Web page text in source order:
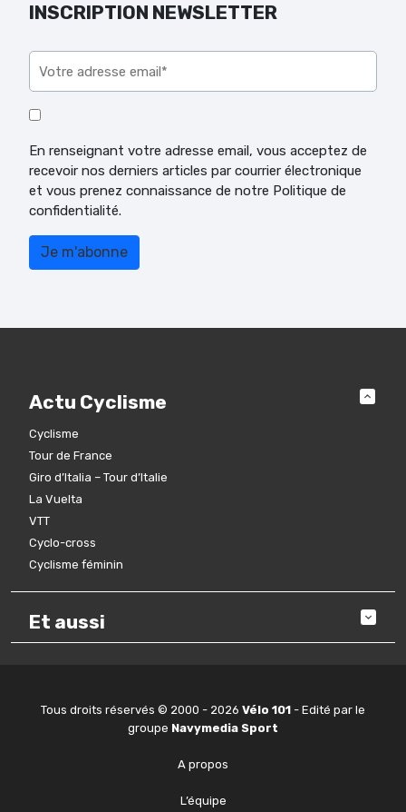
INSCRIPTION NEWSLETTER
En renseignant votre adresse email, vous acceptez de
recevoir nos derniers articles par courrier électronique
et vous prenez connaissance de notre Politique de
confidentialité.
Actu Cyclisme
Cyclisme
Tour de France
Giro d’Italia – Tour d’Italie
La Vuelta
VTT
Cyclo-cross
Cyclisme féminin
Et aussi
Tous droits réservés © 2000 - 2026 Vélo 101 - Edité par le
groupe Navymedia Sport
A propos
L’équipe